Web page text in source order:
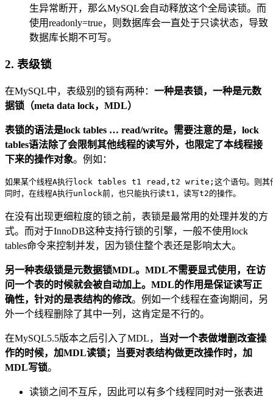
生异常断开，那么MySQL会自动释放这个全局读锁。而
使用readonly=true，则数据库会一直处于只读状态，导致
数据库长期不可写。
2. 表级锁
在MySQL中，表级别的锁有两种： 一种是表锁，一种是元数
据锁（meta data lock，MDL）
表锁的语法是lock tables … read/write。需要注意的是，lock
tables语法除了会限制其他线程的读写外，也限定了本线程接
下来的操作对象。例如：
如果某个线程A执行lock tables t1 read,t2 write;这个语句。则其他
在没有出现更细粒度的锁之前，表锁是最常用的处理并发的方
式。而对于InnoDB这种支持行锁的引擎，一般不使用lock
tables命令来控制并发，因为锁住整个表还是影响太大。
另一种表级锁是元数据锁MDL。MDL不需要显式使用，在访
问一个表的时候就会被自动加上。MDL的作用是保证读写正
确性，针对的是表结构的修改。例如一个线程在查询期间，另
外一个线程删除了其中一列，这肯定是不行的。
在MySQL5.5版本之后引入了MDL，
当对一个表做增删改查操
作的时候，加MDL读锁；当要对表结构做更改操作时，加
MDL写锁。
读锁之间不互斥，因此可以有多个线程同时对一张表进